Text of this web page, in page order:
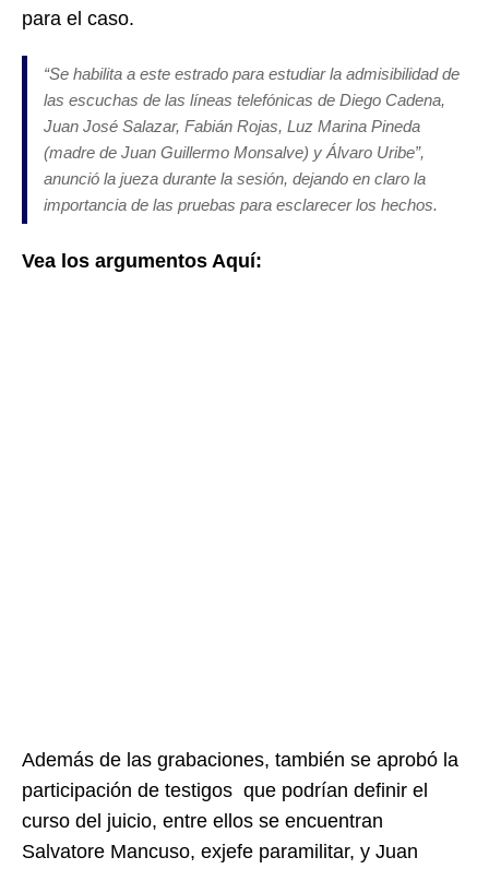
para el caso.
“Se habilita a este estrado para estudiar la admisibilidad de
las escuchas de las líneas telefónicas de Diego Cadena,
Juan José Salazar, Fabián Rojas, Luz Marina Pineda
(madre de Juan Guillermo Monsalve) y Álvaro Uribe”,
anunció la jueza durante la sesión, dejando en claro la
importancia de las pruebas para esclarecer los hechos.
Vea los argumentos Aquí:
Además de las grabaciones, también se aprobó la
participación de testigos que podrían definir el
curso del juicio, entre ellos se encuentran
Salvatore Mancuso, exjefe paramilitar, y Juan